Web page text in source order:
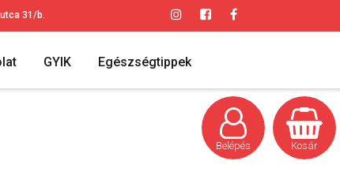
31/b.
GYIK Egészségtippek
Belépés Kosár